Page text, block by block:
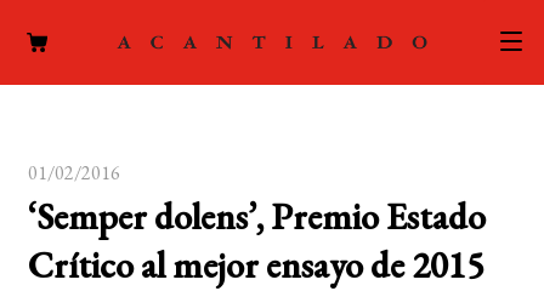
ACTUALIDAD
01/02/2016
‘Semper dolens’, Premio Estado
Crítico al mejor ensayo de 2015